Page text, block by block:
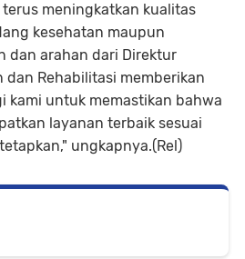
meningkatkan kualitas
kesehatan maupun
dan arahan dari Direktur
dan Rehabilitasi memberikan
kami untuk memastikan bahwa
layanan terbaik sesuai
ungkapnya.(Rel)